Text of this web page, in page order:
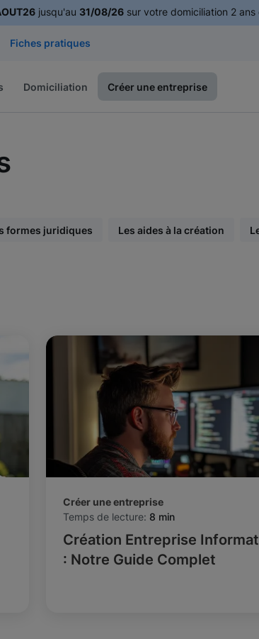
jusqu'au 31/08/26sur votre domiciliation 2 ans
Fiches pratiques
Domiciliation Créer une entreprise
formes juridiques Les aides à la création
Créer une entreprise
Temps de lecture: 8 min
Création Entreprise
: Notre Guide Complet